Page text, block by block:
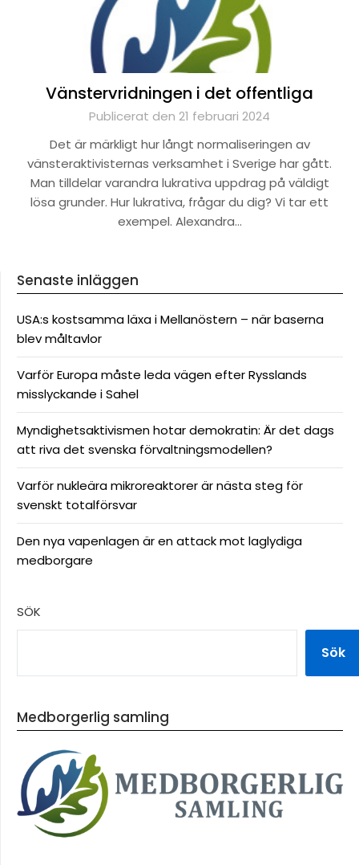
Vänstervridningen i det offentliga
Publicerat den 21 februari 2024
Det är märkligt hur långt normaliseringen av
vänsteraktivisternas verksamhet i Sverige har gått.
Man tilldelar varandra lukrativa uppdrag på väldigt
lösa grunder. Hur lukrativa, frågar du dig? Vi tar ett
exempel. Alexandra…
Senaste inläggen
USA:s kostsamma läxa i Mellanöstern – när baserna
blev måltavlor
Varför Europa måste leda vägen efter Rysslands
misslyckande i Sahel
Myndighetsaktivismen hotar demokratin: Är det dags
att riva det svenska förvaltningsmodellen?
Varför nukleära mikroreaktorer är nästa steg för
svenskt totalförsvar
Den nya vapenlagen är en attack mot laglydiga
medborgare
SÖK
Sök
Medborgerlig samling